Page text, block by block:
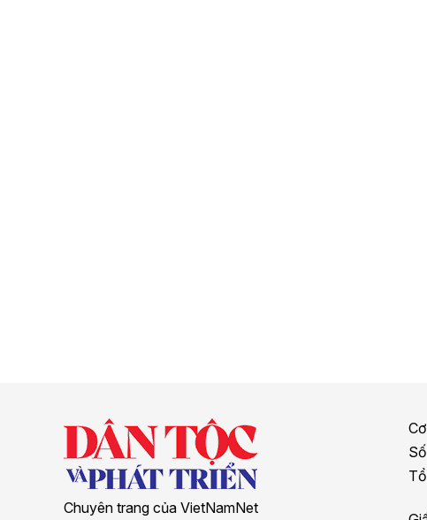
Chuyên trang của VietNamNet